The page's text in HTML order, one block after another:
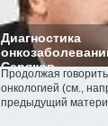
Диагностика
Серяков
Продолжая
онкологией (см.,
предыдущий